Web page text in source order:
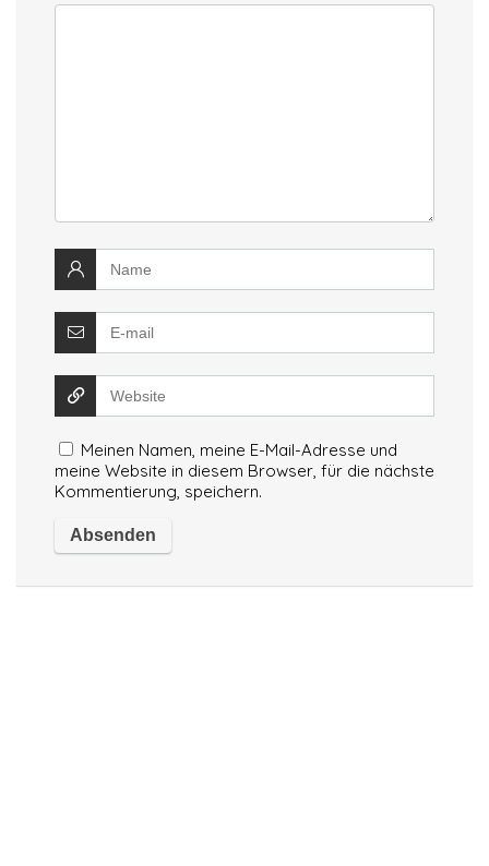
Meinen Namen, meine E-Mail-Adresse und
meine Website in diesem Browser, für die nächste
Kommentierung, speichern.